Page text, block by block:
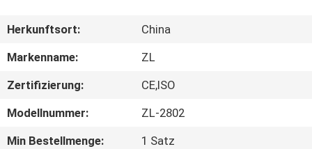
ÜBER
UNS
FABRIK-
AUSFLUG
Herkunftsort:
China
Markenname:
ZL
Zertifizierung:
CE,ISO
Modellnummer:
ZL-2802
Min Bestellmenge:
1 Satz